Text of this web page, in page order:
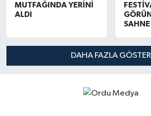
MUTFAĞINDA YERİNİ
ALDI
DAHA FAZLA GÖSTER